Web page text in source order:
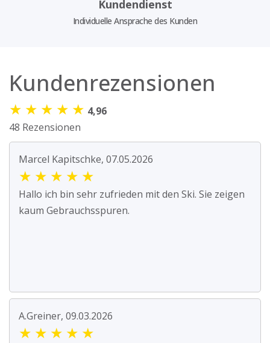
Kundendienst
Individuelle Ansprache des Kunden
Kundenrezensionen
★ ★ ★ ★ ★ 4,96
48 Rezensionen
Marcel Kapitschke, 07.05.2026
★ ★ ★ ★ ★
Hallo ich bin sehr zufrieden mit den Ski. Sie zeigen
kaum Gebrauchsspuren.
A.Greiner, 09.03.2026
★ ★ ★ ★ ★